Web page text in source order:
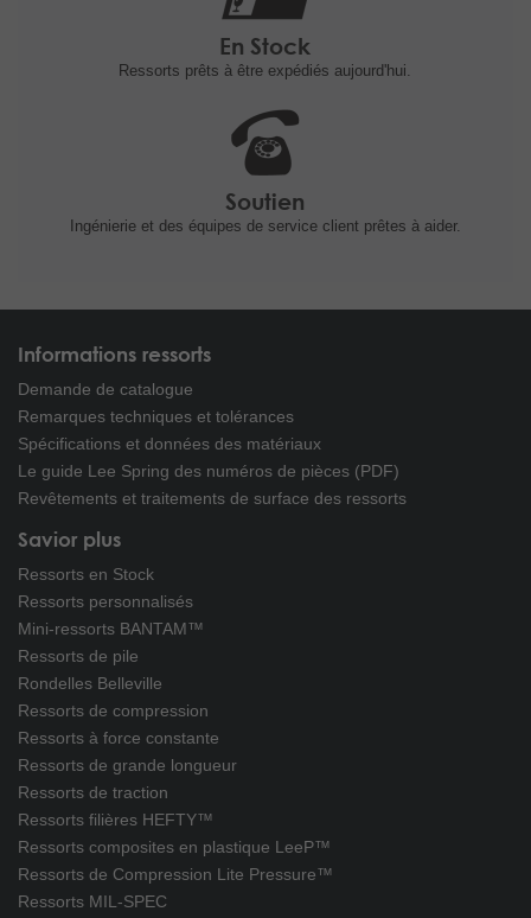
En Stock
Ressorts prêts à être expédiés aujourd'hui.
Soutien
Ingénierie etdes équipes de service client prêtes àaider.
Informations ressorts
Demande de catalogue
Remarques techniques et tolérances
Spécifications et données des matériaux
Le guide Lee Spring des numéros de pièces (PDF)
Revêtements et traitements de surface des ressorts
Savior plus
Ressorts en Stock
Ressorts personnalisés
Mini-ressorts BANTAM™
Ressorts de pile
Rondelles Belleville
Ressorts de compression
Ressorts à force constante
Ressorts de grande longueur
Ressorts de traction
Ressorts filières HEFTY™
Ressorts composites en plastique LeeP™
Ressorts de Compression Lite Pressure™
Ressorts MIL-SPEC